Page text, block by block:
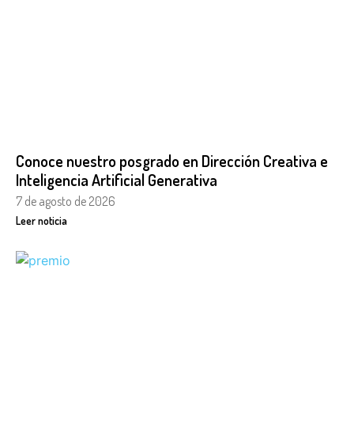
Conoce nuestro posgrado en Dirección Creativa e
Inteligencia Artificial Generativa
7 de agosto de 2026
Leer noticia